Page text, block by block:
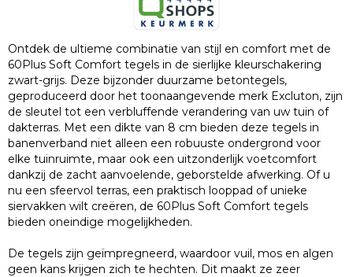
Ontdek de ultieme combinatie van stijl en comfort met de
60Plus Soft Comfort tegels in de sierlijke kleurschakering
zwart-grijs. Deze bijzonder duurzame betontegels,
geproduceerd door het toonaangevende merk Excluton, zijn
de sleutel tot een verbluffende verandering van uw tuin of
dakterras. Met een dikte van 8 cm bieden deze tegels in
banenverband niet alleen een robuuste ondergrond voor
elke tuinruimte, maar ook een uitzonderlijk voetcomfort
dankzij de zacht aanvoelende, geborstelde afwerking. Of u
nu een sfeervol terras, een praktisch looppad of unieke
siervakken wilt creëren, de 60Plus Soft Comfort tegels
bieden oneindige mogelijkheden.
De tegels zijn geïmpregneerd, waardoor vuil, mos en algen
geen kans krijgen zich te hechten. Dit maakt ze zeer